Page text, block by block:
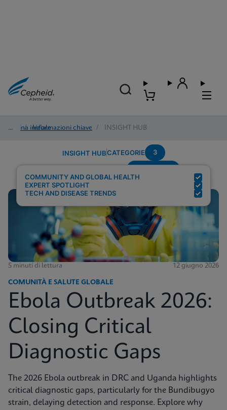
Pagina iniziale
/ Informazioni chiave / INSIGHT HUB
INSIGHT HUBCATEGORIE 3
COMMUNITY AND GLOBAL HEALTH
EXPERT SPOTLIGHT
TECH AND DISEASE TRENDS
5 minuti di lettura 12 giugno 2026
COMUNITÀ E SALUTE GLOBALE
Ebola Outbreak 2026:
Closing Critical
Diagnostic Gaps
The 2026 Ebola outbreak in DRC and Uganda highlights
critical diagnostic gaps, particularly for the Bundibugyo
strain, delaying detection and response. Explore why